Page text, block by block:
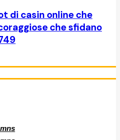
di casin online che
che sfidano